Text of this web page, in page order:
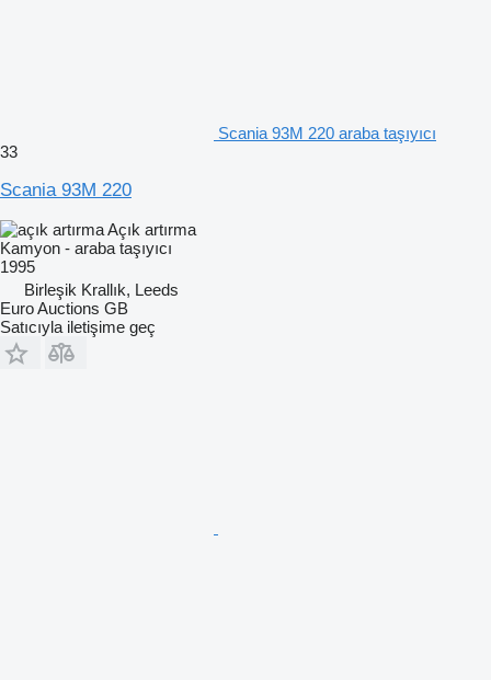
Scania 93M 220 araba taşıyıcı
33
Scania 93M 220
Açık artırma
Kamyon - araba taşıyıcı
1995
Birleşik Krallık, Leeds
Euro Auctions GB
Satıcıyla iletişime geç